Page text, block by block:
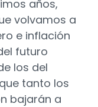
años,
volvamos a
e inflación
futuro
los del
tanto los
bajarán a